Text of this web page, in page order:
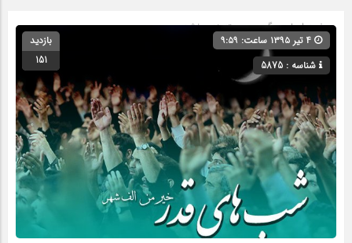
صفحه اصلی» گروه » دسته‌بندی نشده
شناسه : 5875
بازدید
151